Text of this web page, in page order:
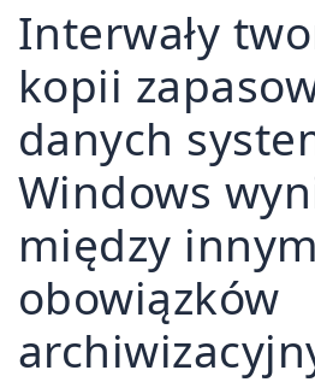
Interwały
kopii
danych
Windows
między
obowiązków